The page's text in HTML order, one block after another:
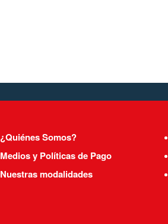
¿Quiénes Somos?
Medios y Políticas de Pago
Nuestras modalidades